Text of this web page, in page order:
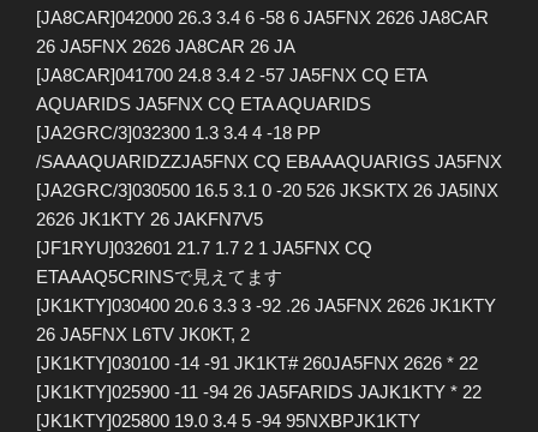
[JA8CAR]042000 26.3 3.4 6 -58 6 JA5FNX 2626 JA8CAR
26 JA5FNX 2626 JA8CAR 26 JA
[JA8CAR]041700 24.8 3.4 2 -57 JA5FNX CQ ETA
AQUARIDS JA5FNX CQ ETA AQUARIDS
[JA2GRC/3]032300 1.3 3.4 4 -18 PP
/SAAAQUARIDZZJA5FNX CQ EBAAAQUARIGS JA5FNX
[JA2GRC/3]030500 16.5 3.1 0 -20 526 JKSKTX 26 JA5INX
2626 JK1KTY 26 JAKFN7V5
[JF1RYU]032601 21.7 1.7 2 1 JA5FNX CQ
ETAAAQ5CRINSで見えてます
[JK1KTY]030400 20.6 3.3 3 -92 .26 JA5FNX 2626 JK1KTY
26 JA5FNX L6TV JK0KT, 2
[JK1KTY]030100 -14 -91 JK1KT# 260JA5FNX 2626 * 22
[JK1KTY]025900 -11 -94 26 JA5FARIDS JAJK1KTY * 22
[JK1KTY]025800 19.0 3.4 5 -94 95NXBPJK1KTY